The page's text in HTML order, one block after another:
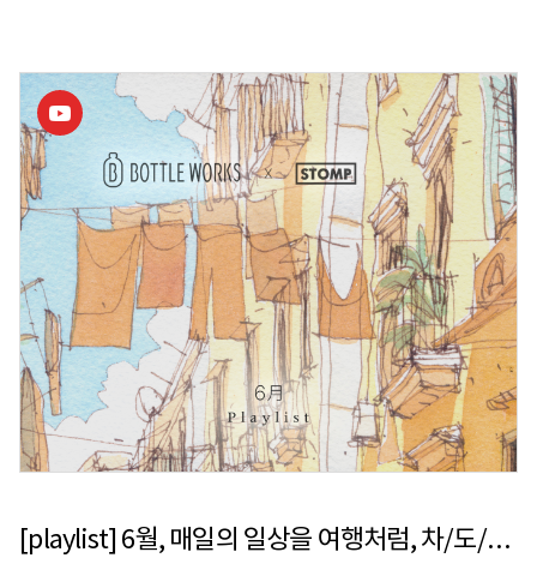
[playlist] 6월, 매일의 일상을 여행처럼, 차/도/락 | 보틀웍스 X 스톰프뮤직 X 정승빈